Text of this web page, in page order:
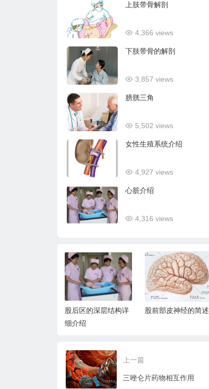
上肢带骨解剖
4,366 views
下肢带骨的解剖
3,857 views
膀胱三角
5,502 views
女性生殖系统介绍
4,927 views
心脏介绍
4,316 views
股后区的深层结构详
细介绍
股前部皮神经的简述
上一篇
三唑仑片药物相互作用